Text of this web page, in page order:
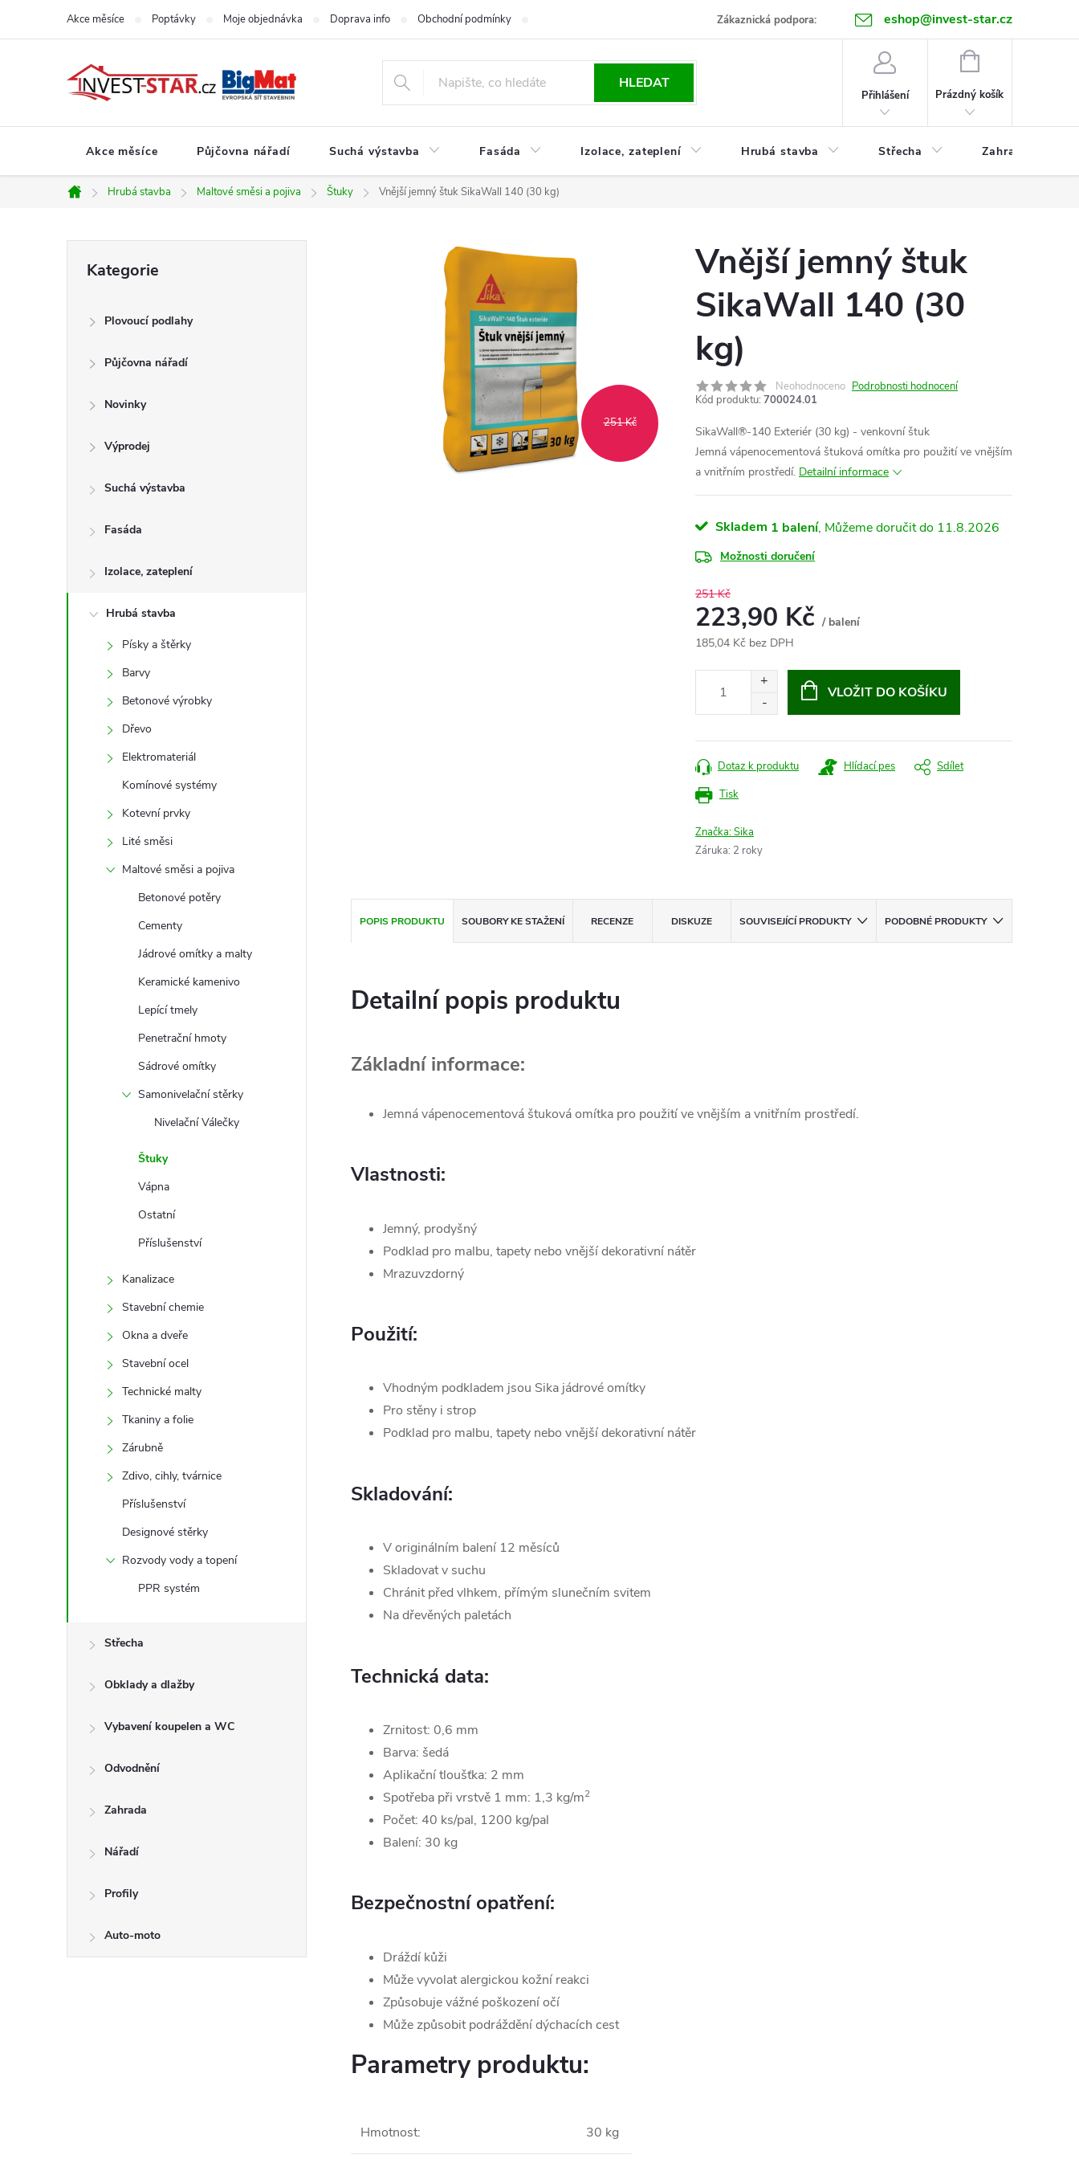
Zákaznická podpora: eshop@invest-star.cz
Akce měsíce Poptávky Moje objednávka Doprava info Obchodní podmínky Kontakt
HLEDAT
Přihlášení
NÁKUPNÍ
Prázdný košík
Akce měsíce Půjčovna nářadí Suchá výstavba Fasáda Izolace, zateplení Hrubá stavba Střecha Zahrada
Domů
Hrubá stavba Maltové směsi a pojiva Štuky Vnější jemný štuk SikaWall 140 (30 kg)
kategorie
Kategorie
Plovoucí podlahy
Půjčovna nářadí
Novinky
Výprodej
Suchá výstavba
Fasáda
Izolace, zateplení
Hrubá stavba
Písky a štěrky
Barvy
Betonové výrobky
Dřevo
Elektromateriál
Komínové systémy
Kotevní prvky
Lité směsi
Maltové směsi a pojiva
Betonové potěry
Cementy
Jádrové omítky a malty
Keramické kamenivo
Lepící tmely
Penetrační hmoty
Sádrové omítky
Samonivelační stěrky
Nivelační Válečky
Štuky
Vápna
Ostatní
Příslušenství
Kanalizace
Stavební chemie
Okna a dveře
Stavební ocel
Technické malty
Tkaniny a folie
Zárubně
Zdivo, cihly, tvárnice
Příslušenství
Designové stěrky
Rozvody vody a topení
PPR systém
Střecha
Obklady a dlažby
Vybavení koupelen a WC
Odvodnění
Zahrada
Nářadí
Profily
Auto-moto
251 Kč
Vnější jemný štuk
SikaWall 140 (30
kg)
Neohodnoceno Podrobnosti hodnocení
Kód produktu: 700024.01
SikaWall®-140 Exteriér (30 kg) - venkovní štuk
Jemná vápenocementová štuková omítka pro použití ve vnějším
a vnitřním prostředí. Detailní informace
Skladem 1 balení 11.8.2026
Možnosti doručení
251 Kč
223,90 Kč / balení
185,04 Kč bez DPH
VLOŽIT DO KOŠÍKU
Tisk
Dotaz k produktu Hlídací pes Sdílet
Značka:Sika
Záruka: 2 roky
POPIS PRODUKTU SOUBORY KE STAŽENÍ RECENZE DISKUZE SOUVISEJÍCÍ PRODUKTY PODOBNÉ PRODUKTY
Detailní popis produktu
Základní informace:
Jemná vápenocementová štuková omítka pro použití ve vnějším a vnitřním prostředí.
Vlastnosti:
Jemný, prodyšný
Podklad pro malbu, tapety nebo vnější dekorativní nátěr
Mrazuvzdorný
Použití:
Vhodným podkladem jsou Sika jádrové omítky
Pro stěny i strop
Podklad pro malbu, tapety nebo vnější dekorativní nátěr
Skladování:
V originálním balení 12 měsíců
Skladovat v suchu
Chránit před vlhkem, přímým slunečním svitem
Na dřevěných paletách
Technická data:
Zrnitost: 0,6 mm
Barva: šedá
Aplikační tloušťka: 2 mm
Spotřeba při vrstvě 1 mm: 1,3 kg/m2
Počet: 40 ks/pal, 1200 kg/pal
Balení: 30 kg
Bezpečnostní opatření:
Dráždí kůži
Může vyvolat alergickou kožní reakci
Způsobuje vážné poškození očí
Může způsobit podráždění dýchacích cest
Parametry produktu:
Hmotnost: 30 kg